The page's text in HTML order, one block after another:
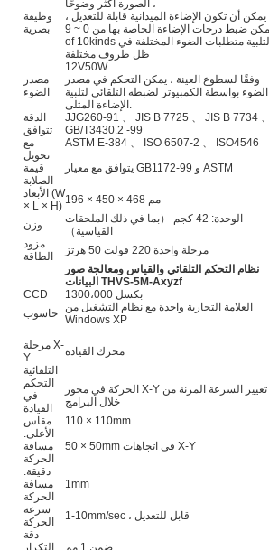
وظيفة
بصرية
الصورة أكثر وضوحًا ،
يمكن أن تكون الإضاءة الميدانية قابلة للتعديل ،
ويمكن ضبط درجات الإضاءة الخاصة بها من 0 ~ 9
of 10kinds لتلبية متطلبات الضوء المختلفة في
ظل ظروف مختلفة
مصدر
الضوء
12V50W
وفقًا لسطوع العينة ، يمكن التحكم في مصدر
الضوء بواسطة الكمبيوتر لضبطه التلقائي لتلبية
الدقة
تتوافق
مع
JJG260-91 、 JIS B 7725 、 JIS B 7734 、
GB/T3430.2 -99
ASTM E-384 、 ISO 6507-2 、 ISO4546
تحويل
قيمة
الصلابة
يتوافق مع معيار GB1172-99 و ASTM
الأبعاد (W
× L × H)
196 × 450 × 468 مم
وزن
الوحدة: 42 كجم （بما في ذلك الملحقات
القياسية）
مزود
الطاقة
مرحلة واحدة 220 فولت 50 هرتز
نظام التحكم التلقائي والقياس ومعالجة صور
البيانات THVS-5M-Axyzf
CCD
1300،000 بكسل
حاسوب
العلامة التجارية واحدة مع نظام التشغيل من
Windows XP
مرحلة X-
Y
التلقائية
محرك القيادة
التحكم
في
القيادة
الحركة في محور X-Y مع تغيير السرعة المرنة من
خلال البرامج
مقاس
110 × 110mm
الأعلى.
مسافة
الحركة
50 × 50mm في اتجاهات X-Y
دقيقة.
مسافة
الحركة
1mm
سرعة
الحركة
1-10mm/sec ، قابل للتعديل
دقة
التكرار
ضمن 1 مم